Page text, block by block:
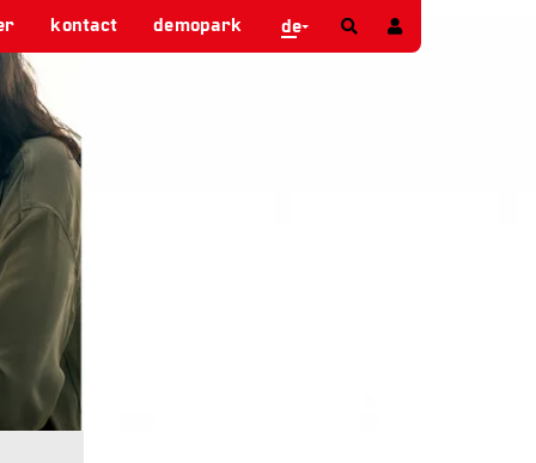
kontact demopark